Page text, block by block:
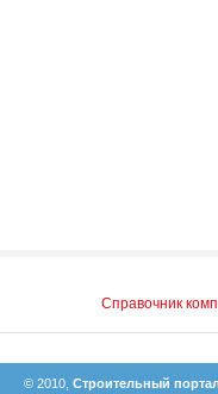
Справочник
© 2010, Строительный